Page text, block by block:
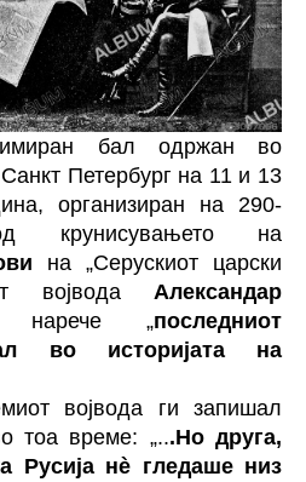
бал одржан во
Петербург на 11 и 13
организиран на 290-
крунисувањето на
на „Серускиот царски
војвода
Александар
„последниот
во историјата на
војвода ги запишал
тоа време: „...Но друга,
Русија нè гледаше низ